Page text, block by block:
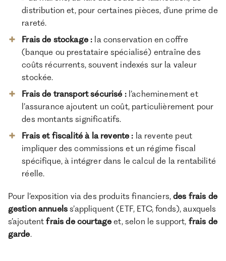
distribution et, pour certaines pièces, d’une prime de
rareté.
Frais de stockage : la conservation en coffre
(banque ou prestataire spécialisé) entraîne des
coûts récurrents, souvent indexés sur la valeur
stockée.
Frais de transport sécurisé :l’acheminement et
l’assurance ajoutent un coût, particulièrement pour
des montants significatifs.
Frais et fiscalité à la revente : la revente peut
impliquer des commissions et un régime fiscal
spécifique, à intégrer dans le calcul de la rentabilité
réelle.
Pour l’exposition via des produits financiers,des frais de
gestion annuels s’appliquent (ETF, ETC, fonds), auxquels
s’ajoutentfrais de courtage et, selon le support, frais de
garde.